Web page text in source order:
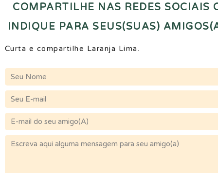
COMPARTILHE NAS REDES SOCIAIS
INDIQUE PARA SEUS(SUAS)
Curta e compartilhe Laranja Lima.